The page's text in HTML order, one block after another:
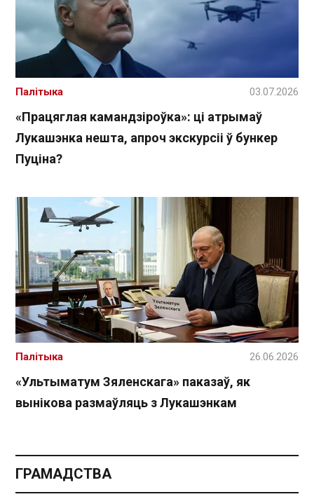
«Працяглая камандзіроўка»: ці атрымаў
Лукашэнка нешта, апроч экскурсіі ў бункер
Пуціна?
Палітыка 03.07.2026
«Ультыматум Зяленскага» паказаў, як
вынікова размаўляць з Лукашэнкам
Палітыка 26.06.2026
ГРАМАДСТВА